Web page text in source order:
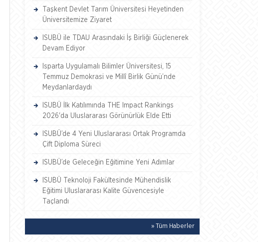
Taşkent Devlet Tarım Üniversitesi Heyetinden
Üniversitemize Ziyaret
ISUBÜ ile TDAU Arasındaki İş Birliği Güçlenerek
Devam Ediyor
Isparta Uygulamalı Bilimler Üniversitesi, 15
Temmuz Demokrasi ve Millî Birlik Günü’nde
Meydanlardaydı
ISUBÜ İlk Katılımında THE Impact Rankings
2026'da Uluslararası Görünürlük Elde Etti
ISUBÜ’de 4 Yeni Uluslararası Ortak Programda
Çift Diploma Süreci
ISUBÜ’de Geleceğin Eğitimine Yeni Adımlar
ISUBÜ Teknoloji Fakültesinde Mühendislik
Eğitimi Uluslararası Kalite Güvencesiyle
Taçlandı
» Tüm Haberler